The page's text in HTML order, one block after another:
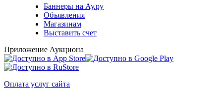
Баннеры на Ау.ру
Объявления
Магазинам
Выставить счет
Приложение Аукциона
Оплата услуг сайта